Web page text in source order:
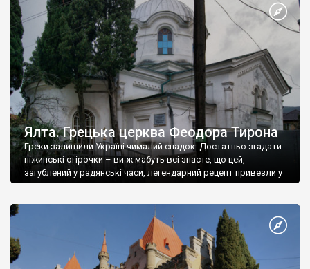
Ялта. Грецька церква Феодора Тирона
Греки залишили Україні чималий спадок. Достатньо згадати
ніжинські огірочки – ви ж мабуть всі знаєте, що цей,
загублений у радянські часи, легендарний рецепт привезли у
Ніжин греки?